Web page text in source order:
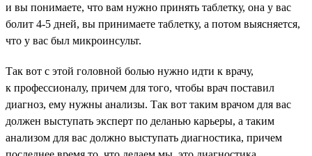
и вы понимаете, что вам нужно принять таблетку, она у вас
болит 4-5 дней, вы принимаете таблетку, а потом выясняется,
что у вас был микроинсульт.
Так вот с этой головной болью нужно идти к врачу,
к профессионалу, причем для того, чтобы врач поставил
диагноз, ему нужны анализы. Так вот таким врачом для вас
должен выступать эксперт по деланью карьеры, а таким
анализом для вас должно выступать диагностика, причем